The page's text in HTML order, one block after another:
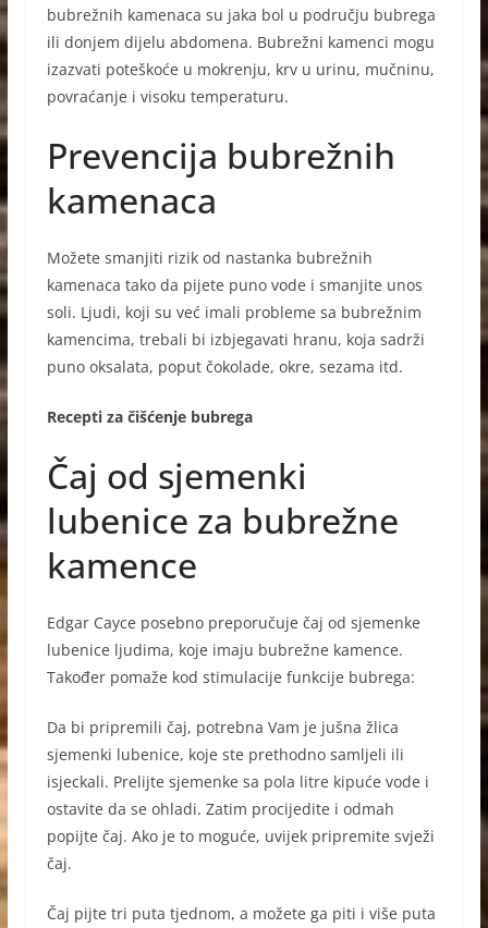
bubrežnih kamenaca su jaka bol u području bubrega
ili donjem dijelu abdomena. Bubrežni kamenci mogu
izazvati poteškoće u mokrenju, krv u urinu, mučninu,
povraćanje i visoku temperaturu.
Prevencija bubrežnih
kamenaca
Možete smanjiti rizik od nastanka bubrežnih
kamenaca tako da pijete puno vode i smanjite unos
soli. Ljudi, koji su već imali probleme sa bubrežnim
kamencima, trebali bi izbjegavati hranu, koja sadrži
puno oksalata, poput čokolade, okre, sezama itd.
Recepti za čišćenje bubrega
Čaj od sjemenki
lubenice za bubrežne
kamence
Edgar Cayce posebno preporučuje čaj od sjemenke
lubenice ljudima, koje imaju bubrežne kamence.
Također pomaže kod stimulacije funkcije bubrega:
Da bi pripremili čaj, potrebna Vam je jušna žlica
sjemenki lubenice, koje ste prethodno samljeli ili
isjeckali. Prelijte sjemenke sa pola litre kipuće vode i
ostavite da se ohladi. Zatim procijedite i odmah
popijte čaj. Ako je to moguće, uvijek pripremite svježi
čaj.
Čaj pijte tri puta tjednom, a možete ga piti i više puta